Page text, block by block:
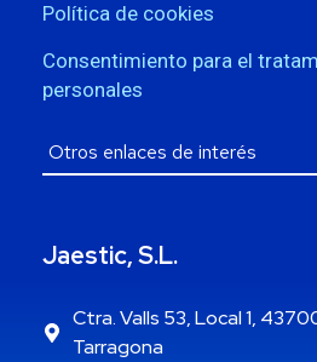
Política de cookies
Consentimiento para el
personales
Jaestic, S.L.
Ctra. Valls 53, Local 1,
Tarragona